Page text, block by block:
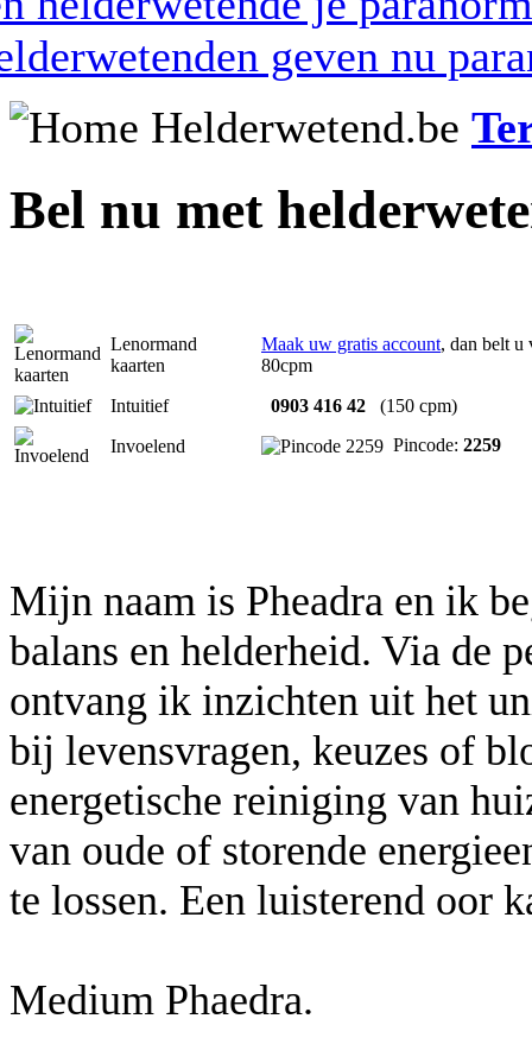
Bel nu met
Lenormand
kaarten
Maak uw gratis account, dan belt u
80cpm
Intuitief
0903 416 42
(150 cpm)
Invoelend
Pincode: 2259
Mijn naam is Pheadra en ik
balans en helderheid. Via de
ontvang ik inzichten uit het
bij levensvragen, keuzes of
energetische reiniging van
van oude of storende
te lossen. Een luisterend oor
Medium Phaedra.